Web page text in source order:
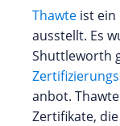
Thawte ist
ausstellt. Es
Shuttleworth
anbot.
Zertifikate,